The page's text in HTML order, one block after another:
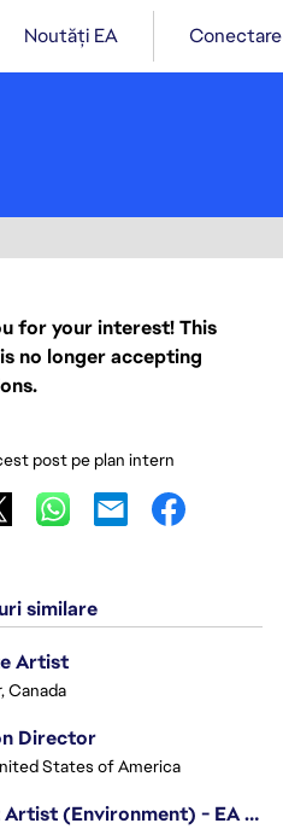
Noutăți EA Conectare
for your interest! This
no longer accepting
post pe plan intern
similare
Artist
Canada
Director
States of America
Concept Artist (Environment) - EA SPORTS FC